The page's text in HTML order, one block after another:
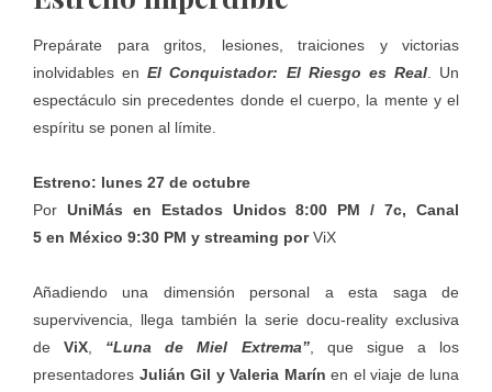
Prepárate para gritos, lesiones, traiciones y victorias
inolvidables enEl Conquistador: El Riesgo es Real. Un
espectáculo sin precedentes donde el cuerpo, la mente y el
espíritu se ponen al límite.
Estreno: lunes 27 de octubre
Por UniMás en Estados Unidos 8:00 PM / 7c, Canal
5 en México 9:30 PM y streaming porViX
Añadiendo una dimensión personal a esta saga de
supervivencia, llega también la serie docu-reality exclusiva
deViX “Luna de Miel Extrema”, que sigue a los
presentadores Julián Gil y Valeria Marín en el viaje de luna